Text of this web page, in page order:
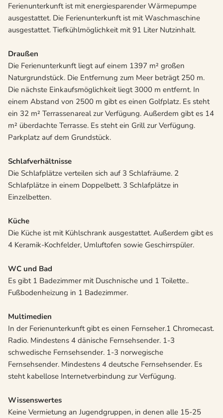
Ferienunterkunft ist mit energiesparender Wärmepumpe
ausgestattet. Die Ferienunterkunft ist mit Waschmaschine
ausgestattet. Tiefkühlmöglichkeit mit 91 Liter Nutzinhalt.
Draußen
Die Ferienunterkunft liegt auf einem 1397 m² großen
Naturgrundstück. Die Entfernung zum Meer beträgt 250 m.
Die nächste Einkaufsmöglichkeit liegt 3000 m entfernt. In
einem Abstand von 2500 m gibt es einen Golfplatz. Es steht
ein 32 m² Terrassenareal zur Verfügung. Außerdem gibt es 14
m² überdachte Terrasse. Es steht ein Grill zur Verfügung.
Parkplatz auf dem Grundstück.
Schlafverhältnisse
Die Schlafplätze verteilen sich auf 3 Schlafräume. 2
Schlafplätze in einem Doppelbett. 3 Schlafplätze in
Einzelbetten.
Küche
Die Küche ist mit Kühlschrank ausgestattet. Außerdem gibt es
4 Keramik-Kochfelder, Umluftofen sowie Geschirrspüler.
WC und Bad
Es gibt 1 Badezimmer mit Duschnische und 1 Toilette..
Fußbodenheizung in 1 Badezimmer.
Multimedien
In der Ferienunterkunft gibt es einen Fernseher.1 Chromecast.
Radio. Mindestens 4 dänische Fernsehsender. 1-3
schwedische Fernsehsender. 1-3 norwegische
Fernsehsender. Mindestens 4 deutsche Fernsehsender. Es
steht kabellose Internetverbindung zur Verfügung.
Wissenswertes
Keine Vermietung an Jugendgruppen, in denen alle 15-25